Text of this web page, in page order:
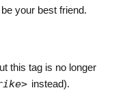
your best friend.
this tag is no longer
instead).